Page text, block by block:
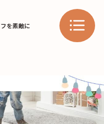
を素敵に
暮らし